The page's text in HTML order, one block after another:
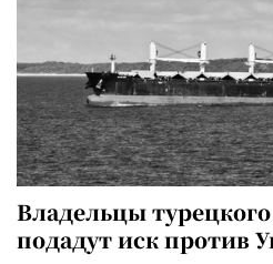
Владельцы турецкого
подадут иск против